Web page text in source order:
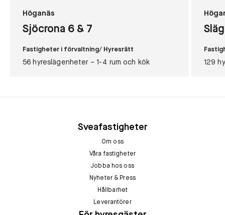
Höganäs
Sjöcrona 6 & 7
Fastigheter i förvaltning/ Hyresrätt
56 hyreslägenheter – 1-4 rum och kök 129
Sveafastigheter
Om oss
Våra fastigheter
Jobba hos oss
Nyheter & Press
Hållbarhet
Leverantörer